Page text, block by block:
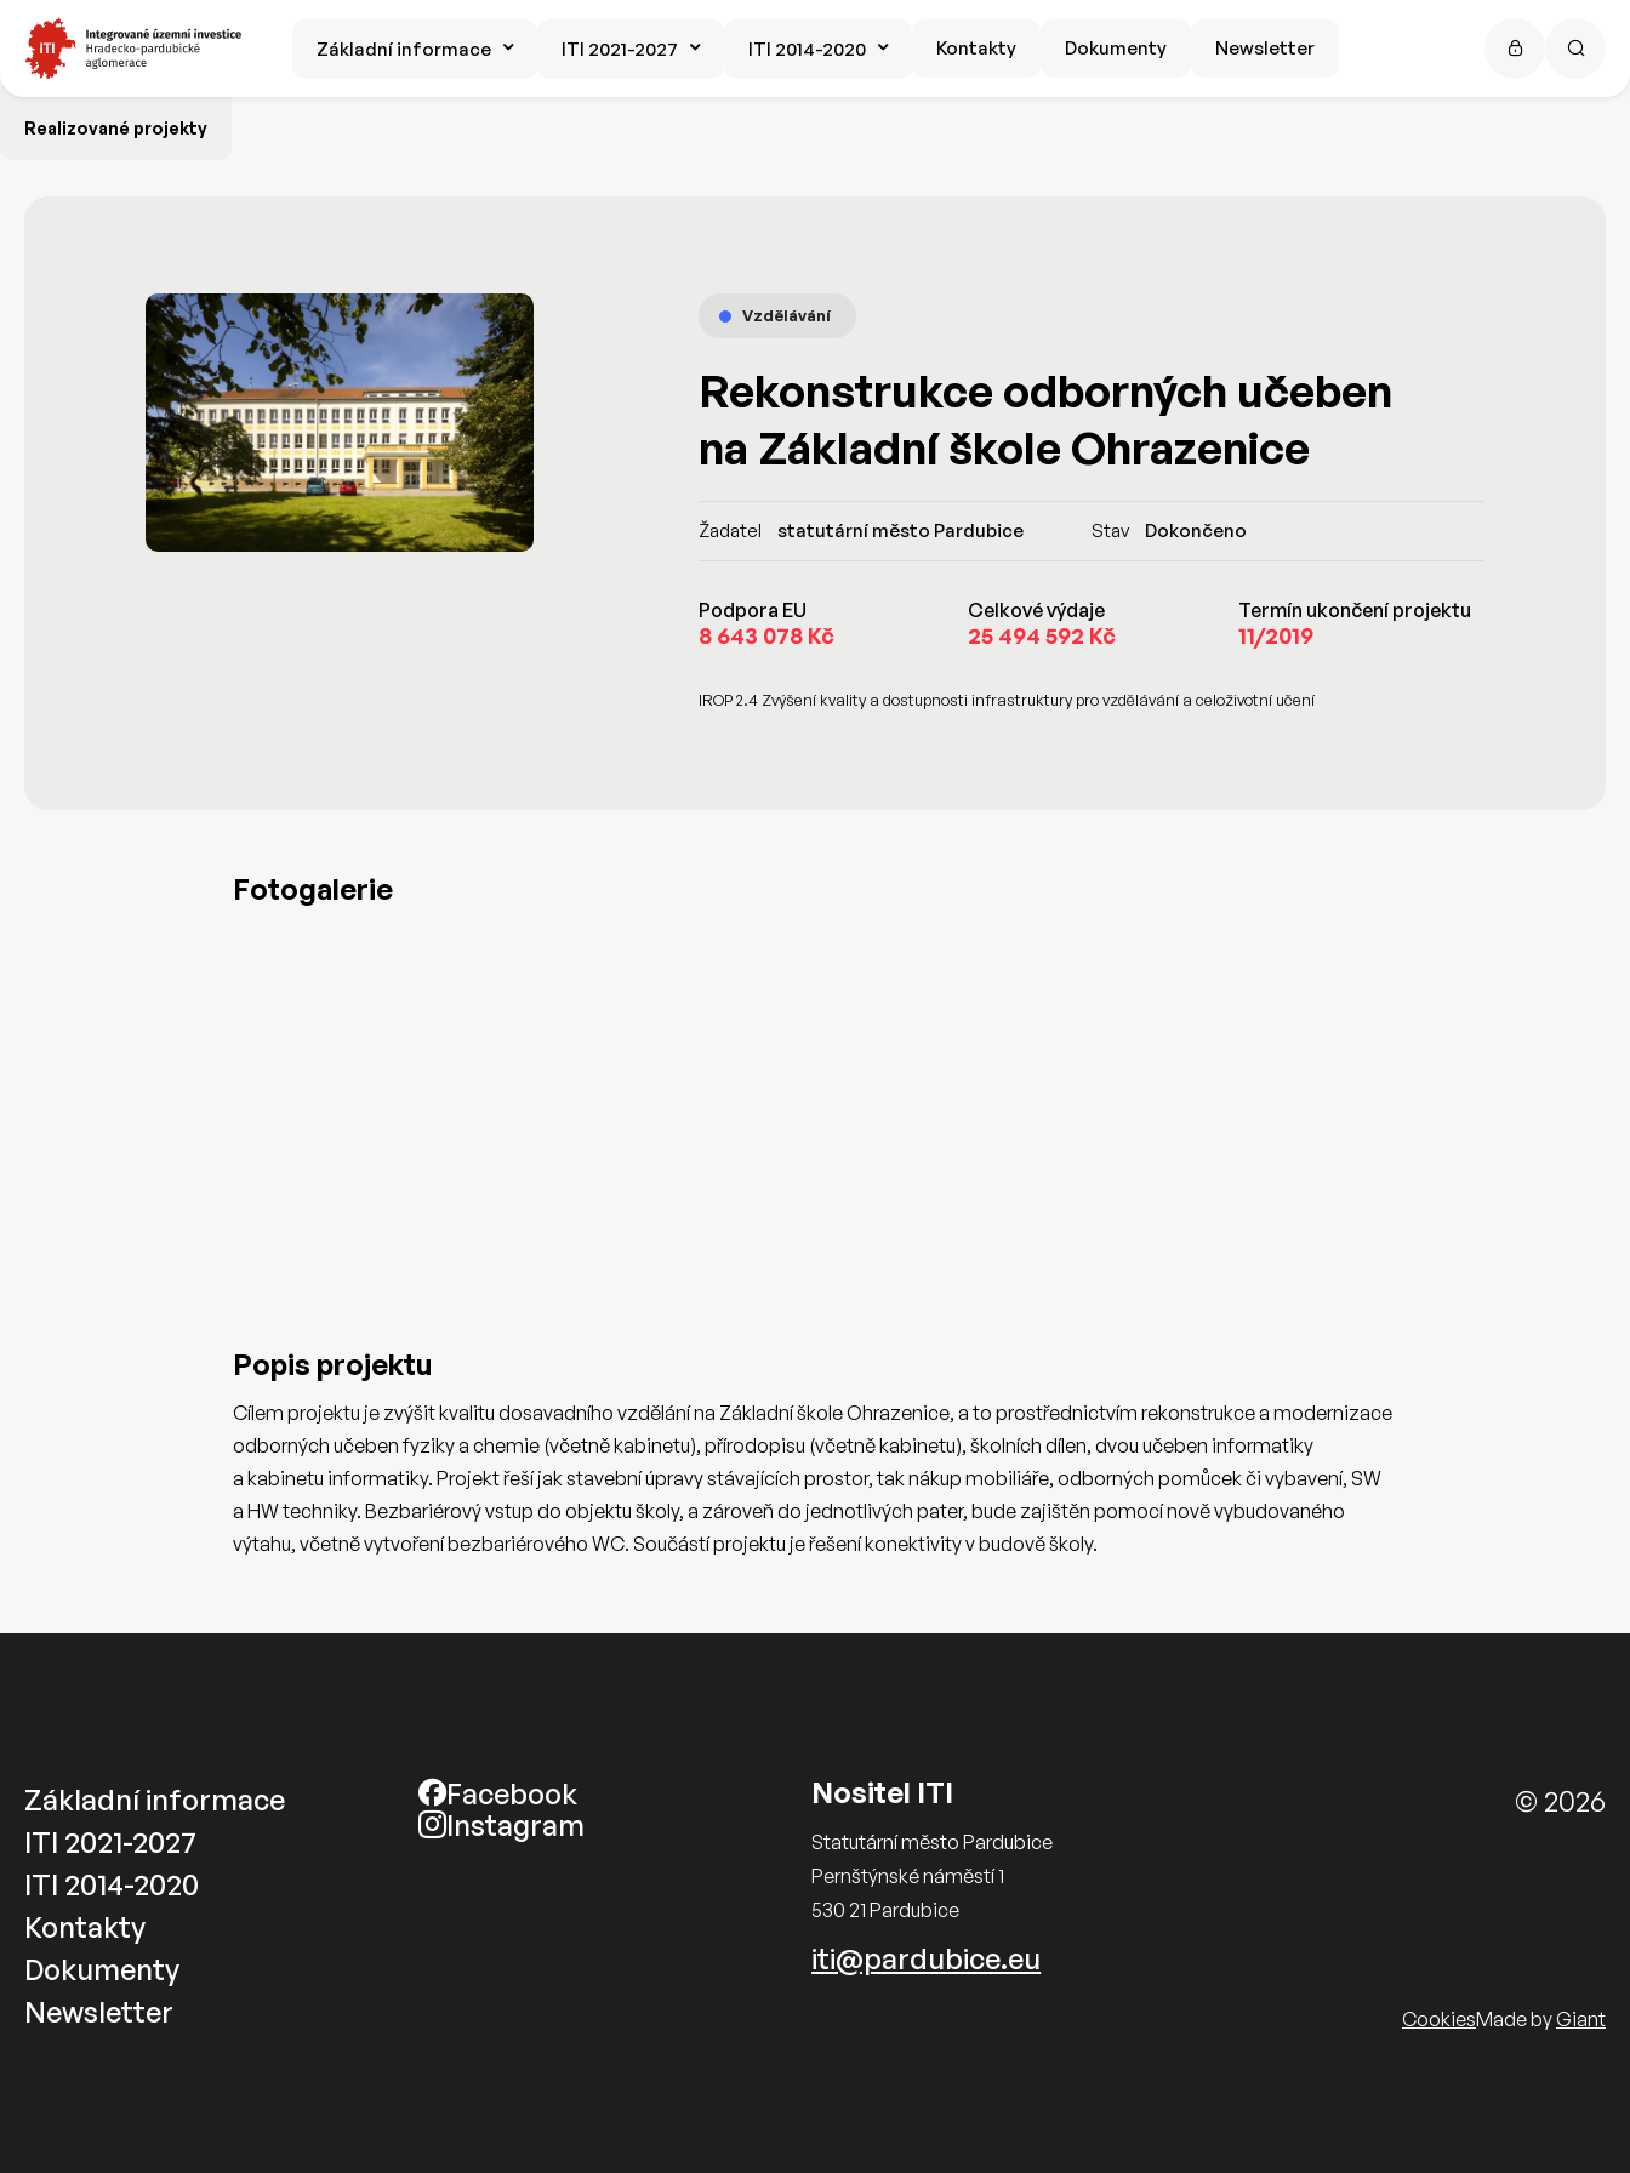
Základní informace ITI 2021-2027 ITI 2014-2020 Kontakty Dokumenty Newsletter
Realizované projekty
Vzdělávání
Rekonstrukce odborných učeben
na Základní škole Ohrazenice
Žadatel statutární město Pardubice Stav Dokončeno
Podpora EU
8 643 078 Kč
Celkové výdaje
25 494 592 Kč
Termín ukončení projektu
11/2019
IROP 2.4 Zvýšení kvality a dostupnosti infrastruktury pro vzdělávání a celoživotní učení
Fotogalerie
Popis projektu
Cílem projektu je zvýšit kvalitu dosavadního vzdělání na Základní škole Ohrazenice, a to prostřednictvím rekonstrukce a modernizace
odborných učeben fyziky a chemie (včetně kabinetu), přírodopisu (včetně kabinetu), školních dílen, dvou učeben informatiky
a kabinetu informatiky. Projekt řeší jak stavební úpravy stávajících prostor, tak nákup mobiliáře, odborných pomůcek či vybavení, SW
a HW techniky. Bezbariérový vstup do objektu školy, a zároveň do jednotlivých pater, bude zajištěn pomocí nově vybudovaného
výtahu, včetně vytvoření bezbariérového WC. Součástí projektu je řešení konektivity v budově školy.
Základní informace
ITI 2021-2027
ITI 2014-2020
Kontakty
Dokumenty
Newsletter
Facebook
Instagram
Nositel ITI
Statutární město Pardubice
Pernštýnské náměstí 1
530 21 Pardubice
iti@pardubice.eu
© 2026
CookiesMade byGiant